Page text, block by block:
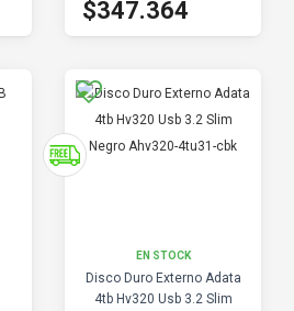
$347.364
EN STOCK
Disco Duro Externo Adata
4tb Hv320 Usb 3.2 Slim